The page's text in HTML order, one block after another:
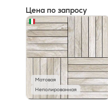
Цена по запросу
Матовая
Неполированная